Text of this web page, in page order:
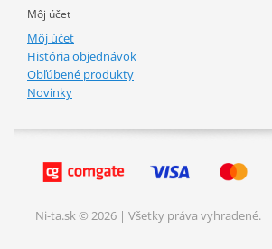
Môj účet
Môj účet
História objednávok
Obľúbené produkty
Novinky
Ni-ta.sk © 2026 | Všetky práva vyhradené. |